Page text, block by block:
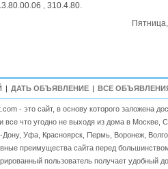
, 310.4.80.
| ДАТЬ ОБЪЯВЛЕНИЕ | ВСЕ
- это сайт, в основу которого заложена
все что угодно не выходя из дома в
Уфа, Красноярск, Пермь, Воронеж,
преимущества сайта перед
пользователь получает удобный